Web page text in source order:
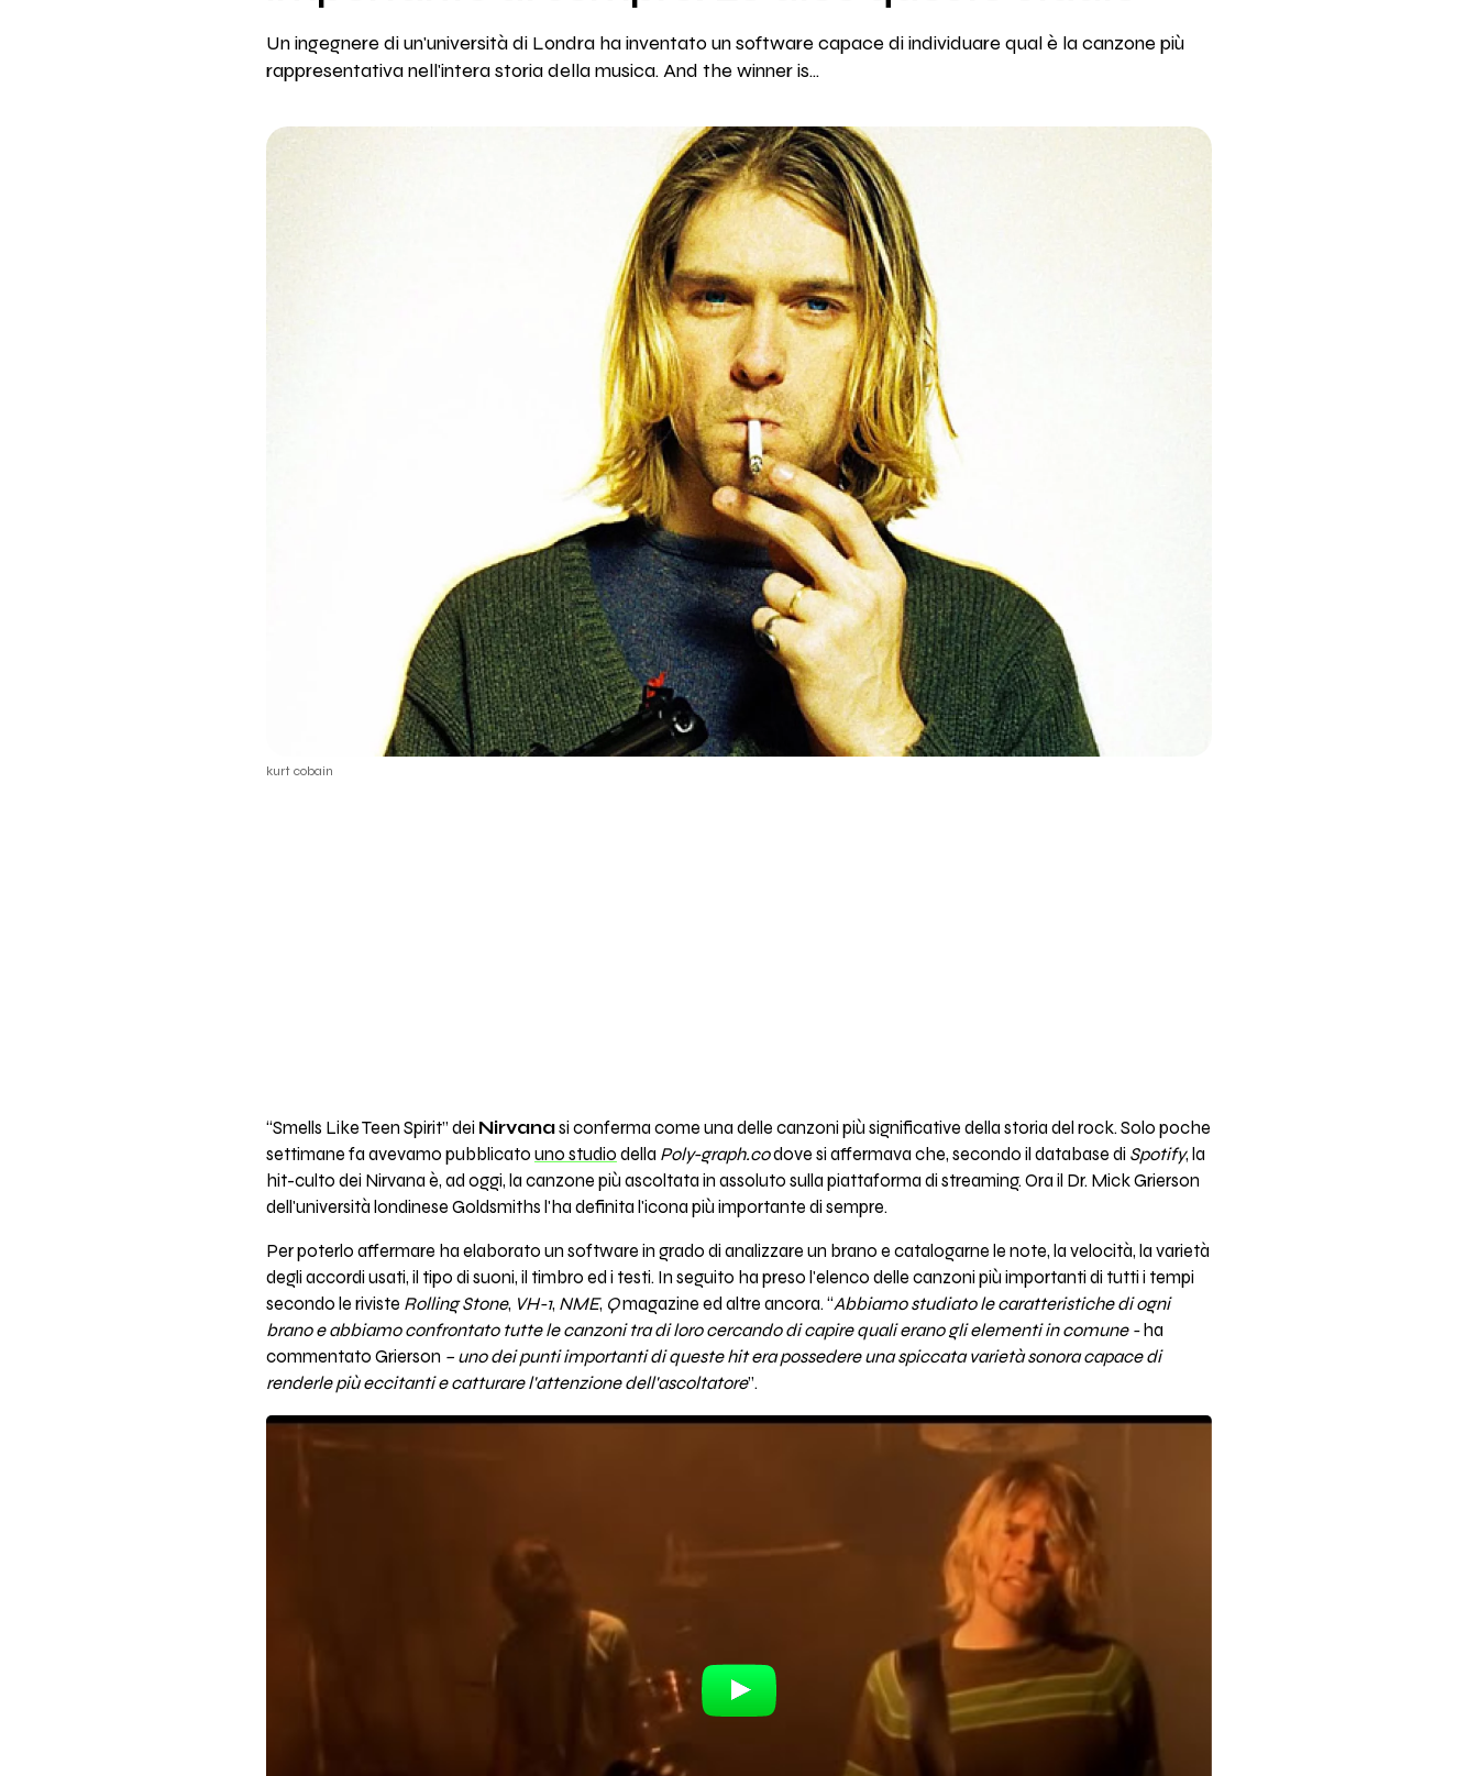
Un ingegnere di un'università di Londra ha inventato un software capace di individuare qual è la canzone più
rappresentativa nell'intera storia della musica. And the winner is...
kurt cobain
“Smells Like Teen Spirit” dei Nirvanasi conferma come una delle canzoni più significative della storia del rock. Solo poche
settimane fa avevamo pubblicato uno studio della Poly-graph.codove si affermava che, secondo il database di Spotify, la
hit-culto dei Nirvana è, ad oggi, la canzone più ascoltata in assoluto sulla piattaforma di streaming. Ora il Dr. Mick Grierson
dell'università londinese Goldsmiths l'ha definita l'icona più importante di sempre.
Per poterlo affermare ha elaborato un software in grado di analizzare un brano e catalogarne le note, la velocità, la varietà
degli accordi usati, il tipo di suoni, il timbro ed i testi. In seguito ha preso l'elenco delle canzoni più importanti di tutti i tempi
secondo le riviste Rolling Stone, VH-1, NME, Qmagazine ed altre ancora. “Abbiamo studiato le caratteristiche di ogni
brano e abbiamo confrontato tutte le canzoni tra di loro cercando di capire quali erano gli elementi in comune -ha
commentato Grierson – uno dei punti importanti di queste hit era possedere una spiccata varietà sonora capace di
renderle più eccitanti e catturare l'attenzione dell'ascoltatore”.